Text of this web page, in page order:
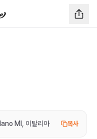
MI, 이탈리아 복사